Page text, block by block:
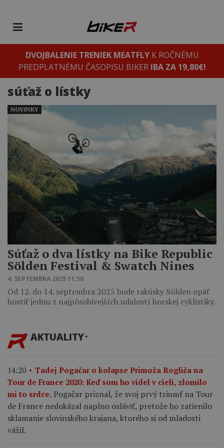
DVOJBALENIE TRENIEK MEATFLYK ROČNÉMU
PREDPLATNÉMU ČASOPISU BIKER IBA ZA 19,80€!
súťaž o lístky
Súťaž o dva lístky na Bike Republic
Sölden Festival & Swatch Nines
4. SEPTEMBRA 2025 11:50
Od 12. do 14. septembra 2025 bude rakúsky Sölden opäť
hostiť jednu z najpôsobivejších udalostí horskej cyklistiky.
NOVINKY
AKTUALITY
14:20
Tadej Pogačar o kolapse Primoža Rogliča na
Tour de France 2020: Keď som ho videl v cieli, zlomilo
mi to srdce. Pogačar priznal, že svoj prvý triumf na Tour
de France nedokázal naplno osláviť, pretože ho zatienilo
sklamanie slovinského krajana, ktorého si od mladosti
vážil.